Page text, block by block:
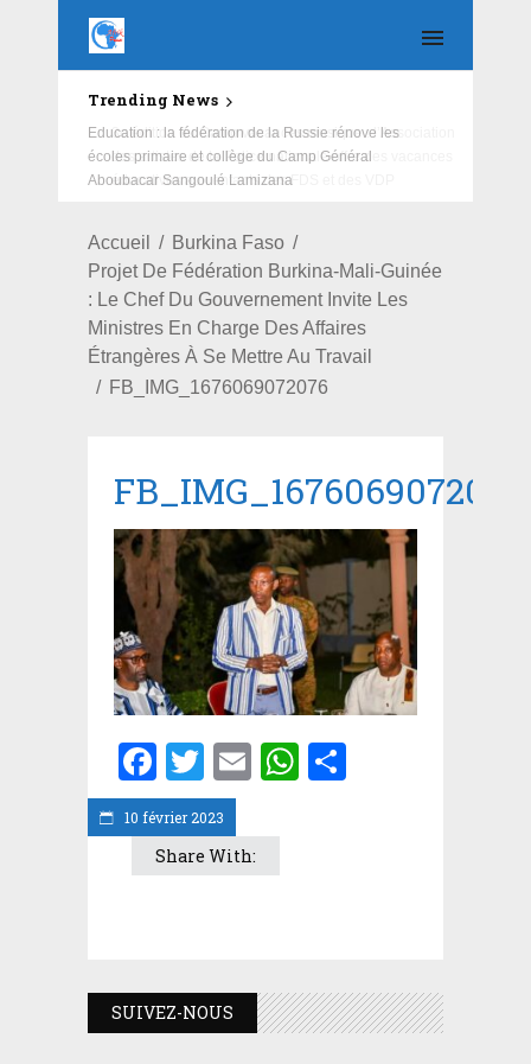
Trending News
Education : la fédération de la Russie rénove les
écoles primaire et collège du Camp Général
Aboubacar Sangoulé Lamizana
Accueil
Burkina Faso
Projet De Fédération Burkina-Mali-Guinée
: Le Chef Du Gouvernement Invite Les
Ministres En Charge Des Affaires
Étrangères À Se Mettre Au Travail
FB_IMG_1676069072076
10 février 2023
FB_IMG_1676069072076
Facebook
Twitter
EmailWhatsApp
Share With:
SUIVEZ-NOUS